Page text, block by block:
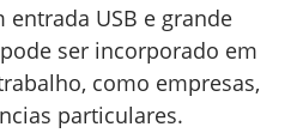
USB e grande
ser incorporado em
como empresas,
particulares.